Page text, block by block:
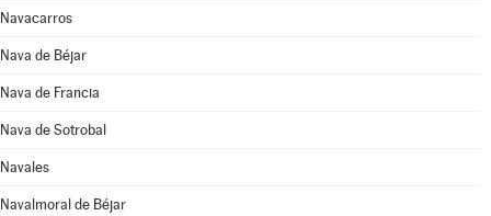
Navacarros
Nava de Béjar
Nava de Francia
Nava de Sotrobal
Navales
Navalmoral de Béjar